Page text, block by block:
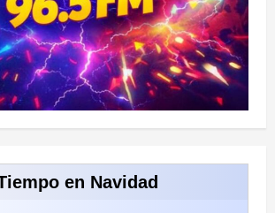
en Navidad